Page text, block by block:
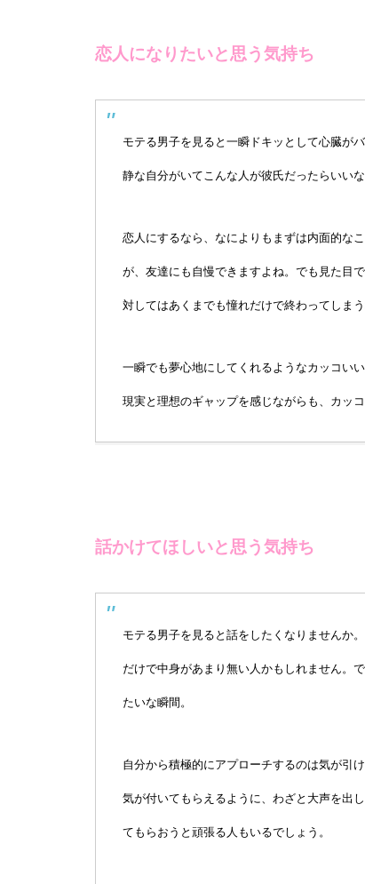
恋人になりたいと思う気持ち
モテる男子を見ると一瞬ドキッとして心臓が
静な自分がいてこんな人が彼氏だったらいいな
恋人にするなら、なによりもまずは内面的な
が、友達にも自慢できますよね。でも見た目
対してはあくまでも憧れだけで終わってしま
一瞬でも夢心地にしてくれるようなカッコい
現実と理想のギャップを感じながらも、カッ
話かけてほしいと思う気持ち
モテる男子を見ると話をしたくなりませんか
だけで中身があまり無い人かもしれません。
たいな瞬間。
自分から積極的にアプローチするのは気が引
気が付いてもらえるように、わざと大声を出
てもらおうと頑張る人もいるでしょう。